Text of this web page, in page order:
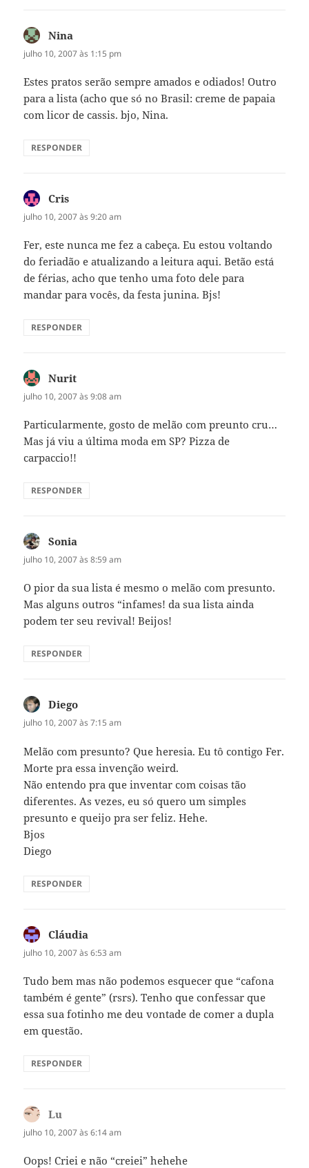
Nina
julho 10, 2007 às 1:15 pm
Estes pratos serão sempre amados e odiados! Outro
para a lista (acho que só no Brasil: creme de papaia
com licor de cassis. bjo, Nina.
RESPONDER
Cris
julho 10, 2007 às 9:20 am
Fer, este nunca me fez a cabeça. Eu estou voltando
do feriadão e atualizando a leitura aqui. Betão está
de férias, acho que tenho uma foto dele para
mandar para vocês, da festa junina. Bjs!
RESPONDER
Nurit
julho 10, 2007 às 9:08 am
Particularmente, gosto de melão com preunto cru…
Mas já viu a última moda em SP? Pizza de
carpaccio!!
RESPONDER
Sonia
julho 10, 2007 às 8:59 am
O pior da sua lista é mesmo o melão com presunto.
Mas alguns outros “infames! da sua lista ainda
podem ter seu revival! Beijos!
RESPONDER
Diego
julho 10, 2007 às 7:15 am
Melão com presunto? Que heresia. Eu tô contigo Fer.
Morte pra essa invenção weird.
Não entendo pra que inventar com coisas tão
diferentes. As vezes, eu só quero um simples
presunto e queijo pra ser feliz. Hehe.
Bjos
Diego
RESPONDER
Cláudia
julho 10, 2007 às 6:53 am
Tudo bem mas não podemos esquecer que “cafona
também é gente” (rsrs). Tenho que confessar que
essa sua fotinho me deu vontade de comer a dupla
em questão.
RESPONDER
Lu
julho 10, 2007 às 6:14 am
Oops! Criei e não “creiei” hehehe